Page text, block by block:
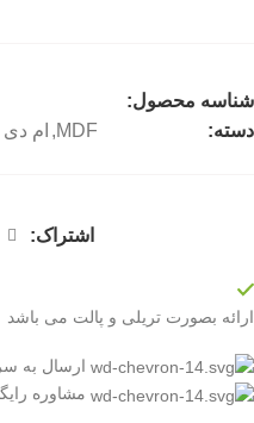
شناسه محصول:
دسته:
MDF
, ام
اشتراک:
ارائه بصورت تریلی و پالت می باشد
ارسال به
مشاوره